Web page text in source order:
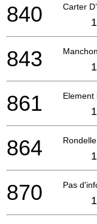
Carter
840
843
Element
861
864
Pas
870